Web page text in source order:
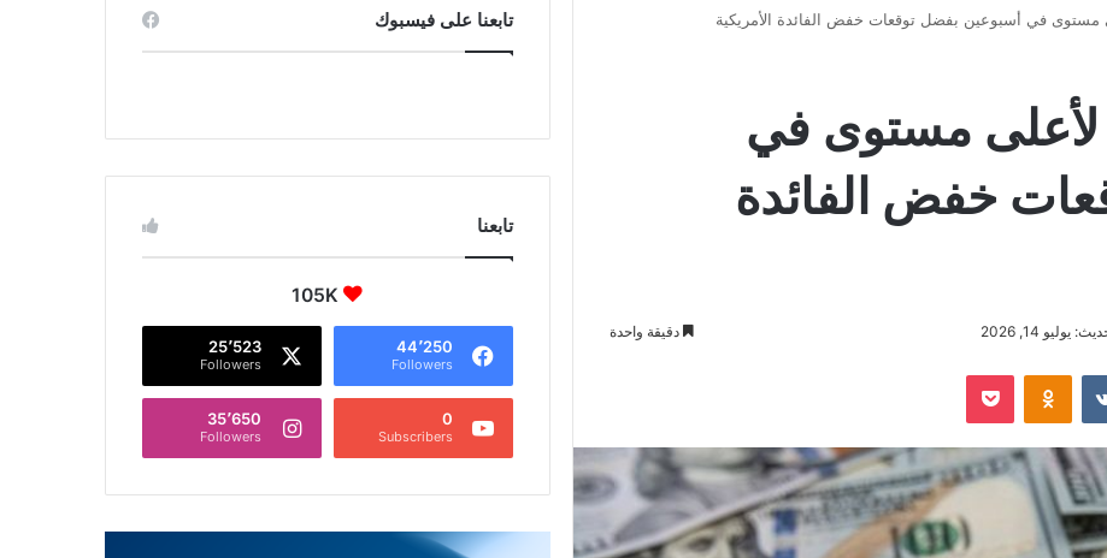
مستوى في أسبوعين بفضل توقعات خفض الفائدة الأمريكية
مستوى في
خفض الفائدة
يوليو 14, 2026 دقيقة واحدة
Odnoklassniki
‫Pocket
تابعنا على فيسبوك
تابعنا
105K
44٬250
Followers
25٬523
Followers
0
Subscribers
35٬650
Followers